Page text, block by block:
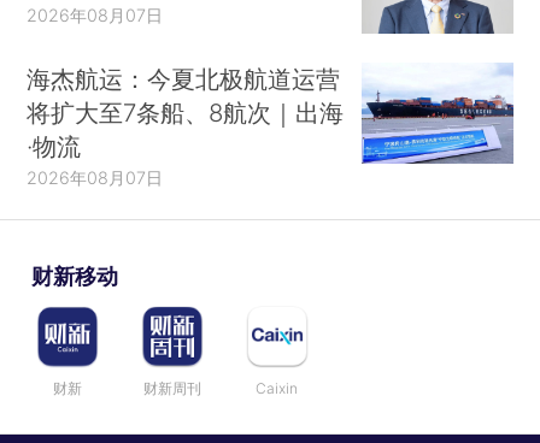
2026年08月07日
海杰航运：今夏北极航道运营
将扩大至7条船、8航次｜出海
·物流
2026年08月07日
财新移动
财新 财新周刊 Caixin